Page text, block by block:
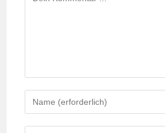
deinen
Namen